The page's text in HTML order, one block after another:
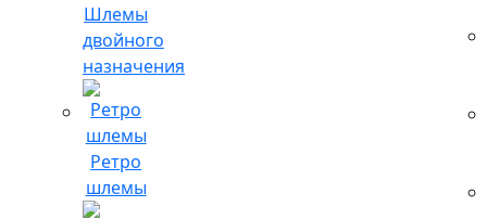
Шлемы
двойного
назначения
Ретро
шлемы